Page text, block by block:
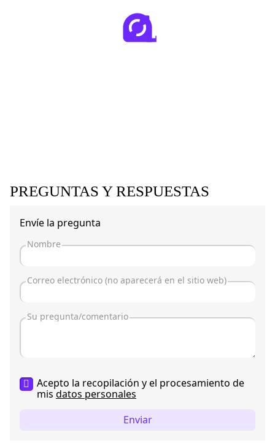
PREGUNTAS Y RESPUESTAS
Envíe la pregunta
Acepto la recopilación y el procesamiento de
mis datos personales
Enviar